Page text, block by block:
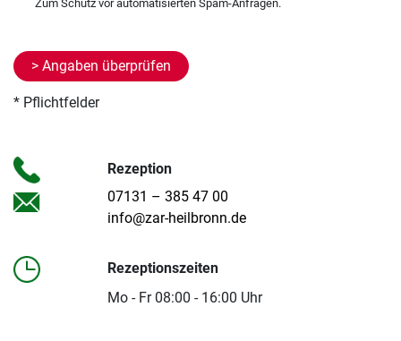
* Pflichtfelder
Rezeption
07131 – 385 47 00
info@zar-heilbronn.de
Rezeptionszeiten
Mo - Fr 08:00 - 16:00 Uhr